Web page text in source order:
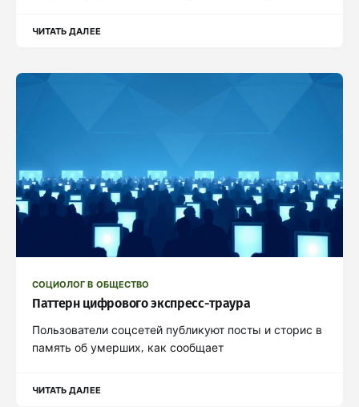
ЧИТАТЬ ДАЛЕЕ
СОЦИОЛОГ В ОБЩЕСТВО
Паттерн цифрового экспресс-траура
Пользователи соцсетей публикуют посты и сторис в
память об умерших, как сообщает
ЧИТАТЬ ДАЛЕЕ